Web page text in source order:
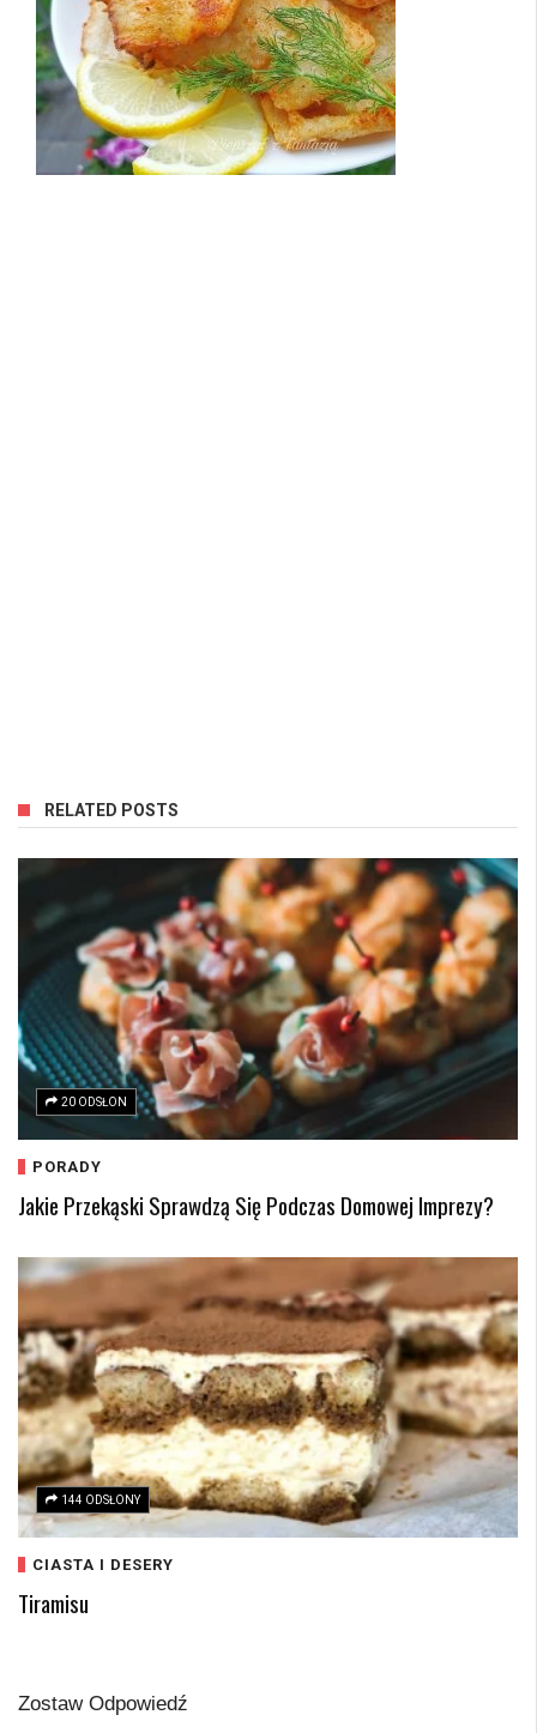
RELATED POSTS
20 ODSŁON
PORADY
Jakie Przekąski Sprawdzą Się Podczas Domowej Imprezy?
144 ODSŁONY
CIASTA I DESERY
Tiramisu
Zostaw Odpowiedź